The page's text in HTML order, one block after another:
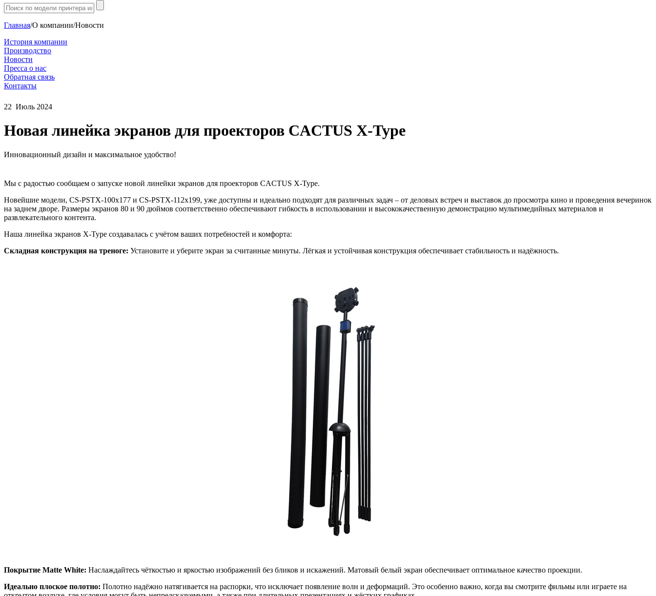
Главная/О компании/Новости
История компании
Производство
Новости
Пресса о нас
Обратная связь
Контакты
22 Июль 2024
Новая линейка экранов для проекторов CACTUS X-Type
Инновационный дизайн и максимальное удобство!
Мы с радостью сообщаем о запуске новой линейки экранов для проекторов CACTUS X-Type.
Новейшие модели, CS-PSTX-100x177 и CS-PSTX-112x199, уже доступны и идеально подходят для различных задач – от деловых встреч и выставок до просмотра кино и проведения вечеринок
на заднем дворе. Размеры экранов 80 и 90 дюймов соответственно обеспечивают гибкость в использовании и высококачественную демонстрацию мультимедийных материалов и
развлекательного контента.
Наша линейка экранов X-Type создавалась с учётом ваших потребностей и комфорта:
Складная конструкция на треноге: Установите и уберите экран за считанные минуты. Лёгкая и устойчивая конструкция обеспечивает стабильность и надёжность.
Покрытие Matte White: Наслаждайтесь чёткостью и яркостью изображений без бликов и искажений. Матовый белый экран обеспечивает оптимальное качество проекции.
Идеально плоское полотно: Полотно надёжно натягивается на распорки, что исключает появление волн и деформаций. Это особенно важно, когда вы смотрите фильмы или играете на